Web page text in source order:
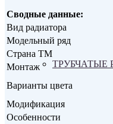
ТРУБЧАТЫЕ
Сводные данные:
Вид радиатора
Модельный ряд
Страна ТМ
Монтаж
Варианты цвета
Модификация
Особенности